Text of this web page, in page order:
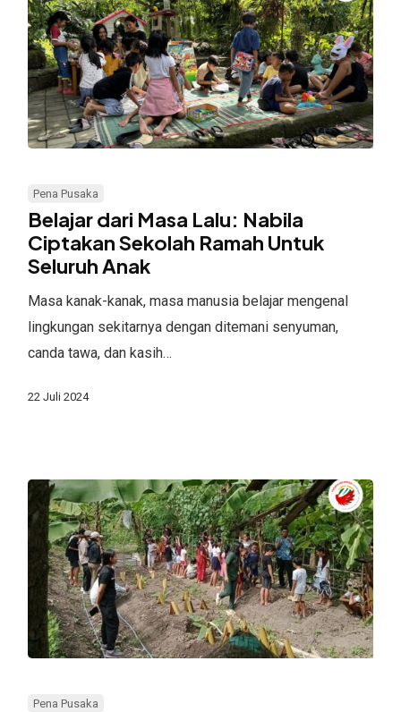
dari
Masa
Lalu:
Nabila
Seluruh
Pena Pusaka
Belajar dari Masa Lalu: Nabila
Ciptakan Sekolah Ramah Untuk
Seluruh Anak
Masa kanak-kanak, masa manusia belajar mengenal
lingkungan sekitarnya dengan ditemani senyuman,
canda tawa, dan kasih…
22 Juli 2024
Surgawi
Pena Pusaka